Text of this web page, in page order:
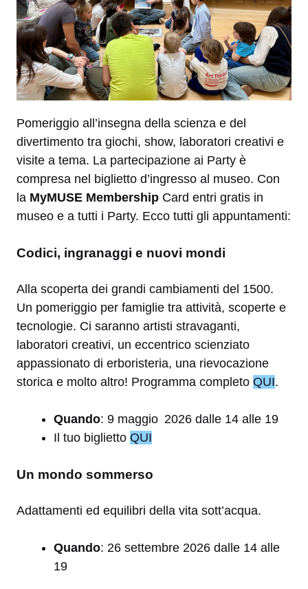
Pomeriggio all’insegna della scienza e del
divertimento tra giochi, show, laboratori creativi e
visite a tema. La partecipazione ai Party è
compresa nel biglietto d’ingresso al museo. Con
la MyMUSE Membership Card entri gratis in
museo e a tutti i Party. Ecco tutti gli appuntamenti:
Codici, ingranaggi e nuovi mondi
Alla scoperta dei grandi cambiamenti del 1500.
Un pomeriggio per famiglie tra attività, scoperte e
tecnologie. Ci saranno artisti stravaganti,
laboratori creativi, un eccentrico scienziato
appassionato di erboristeria, una rievocazione
storica e molto altro! Programma completo QUI.
Quando: 9 maggio 2026 dalle 14 alle 19
Il tuo biglietto QUI
Un mondo sommerso
Adattamenti ed equilibri della vita sott’acqua.
Quando: 26 settembre 2026 dalle 14 alle
19